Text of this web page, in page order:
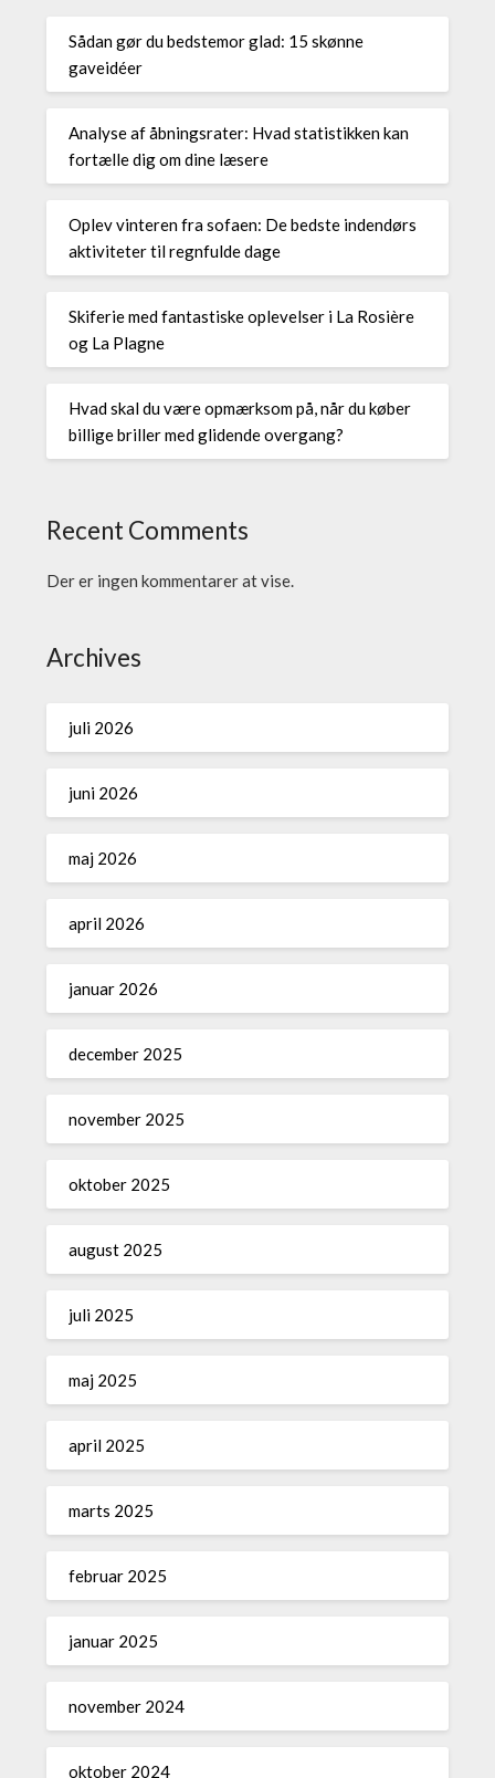
Sådan gør du bedstemor glad: 15 skønne
gaveidéer
Analyse af åbningsrater: Hvad statistikken kan
fortælle dig om dine læsere
Oplev vinteren fra sofaen: De bedste indendørs
aktiviteter til regnfulde dage
Skiferie med fantastiske oplevelser i La Rosière
og La Plagne
Hvad skal du være opmærksom på, når du køber
billige briller med glidende overgang?
Recent Comments
Der er ingen kommentarer at vise.
Archives
juli 2026
juni 2026
maj 2026
april 2026
januar 2026
december 2025
november 2025
oktober 2025
august 2025
juli 2025
maj 2025
april 2025
marts 2025
februar 2025
januar 2025
november 2024
oktober 2024